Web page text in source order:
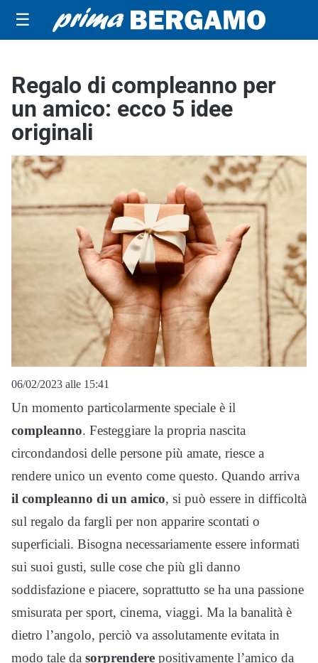
☰
Regalo di compleanno per
un amico: ecco 5 idee
originali
06/02/2023 alle 15:41
Un momento particolarmente speciale è il
compleanno. Festeggiare la propria nascita
circondandosi delle persone più amate, riesce a
rendere unico un evento come questo. Quando arriva
il compleanno di un amico, si può essere in difficoltà
sul regalo da fargli per non apparire scontati o
superficiali. Bisogna necessariamente essere informati
sui suoi gusti, sulle cose che più gli danno
soddisfazione e piacere, soprattutto se ha una passione
smisurata per sport, cinema, viaggi. Ma la banalità è
dietro l’angolo, perciò va assolutamente evitata in
modo tale da sorprendere positivamente l’amico da